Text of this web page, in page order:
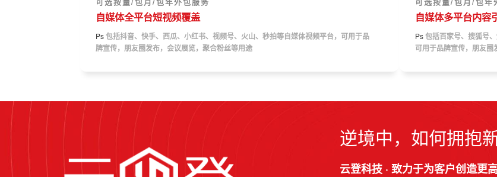
自媒体全平台短视频覆盖
Ps包括抖音、快手、西瓜、小红书、视频号、火山、秒拍等自媒体视频平台，可用于品
牌宣传，朋友圈发布，会议展览，聚合粉丝等用途
自媒体多平台内容
Ps包括百家号、搜狐号
可用于品牌宣传，朋友圈
逆境中，如何拥抱
云登科技 · 致力于为客户创造更